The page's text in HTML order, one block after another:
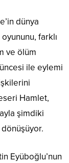
dünya
farklı
ve ölüm
ile eylemi
Hamlet,
şimdiki
dönüşüyor.
Eyüboğlu’nun